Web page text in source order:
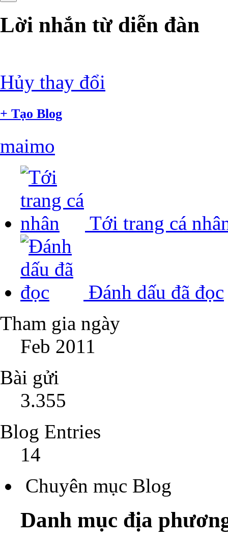
Lời nhắn từ diễn đàn
Hủy thay đổi
+ Tạo Blog
maimo
Tới trang cá
Đánh dấu đã đọc
Tham gia ngày
Feb 2011
Bài gửi
3.355
Blog Entries
14
Chuyên mục Blog
Danh mục địa